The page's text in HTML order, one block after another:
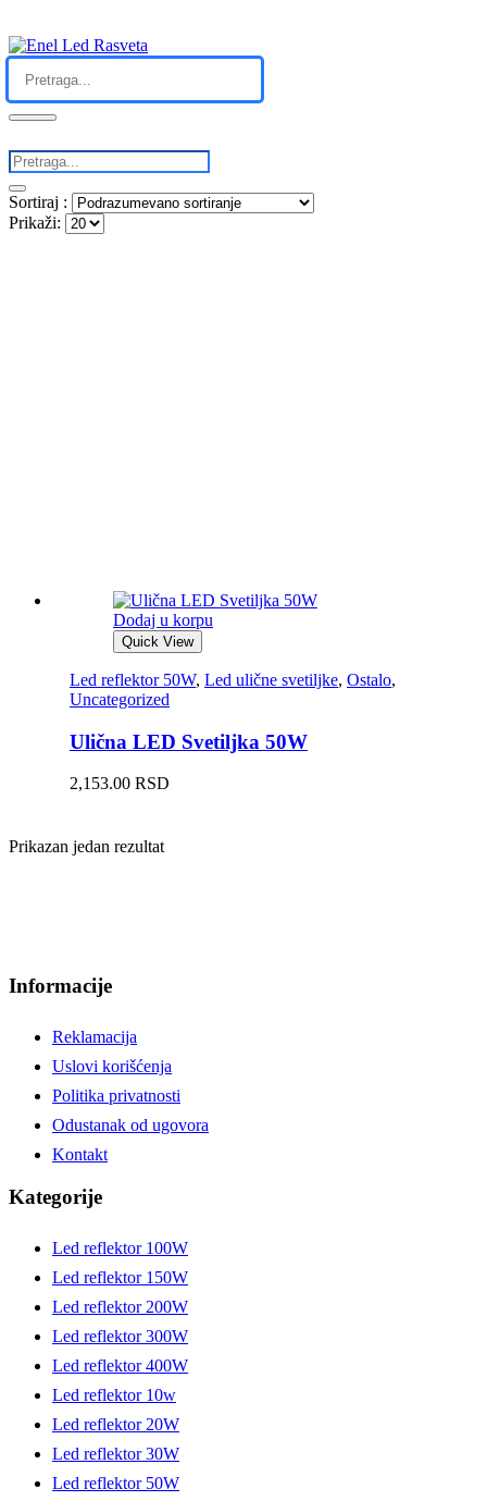
Sortiraj :
Prikaži:
Dodaj u korpu
Quick View
Led reflektor 50W, Led ulične svetiljke, Ostalo,
Uncategorized
Ulična LED Svetiljka 50W
2,153.00 RSD
Prikazan jedan rezultat
Informacije
Reklamacija
Uslovi korišćenja
Politika privatnosti
Odustanak od ugovora
Kontakt
Kategorije
Led reflektor 100W
Led reflektor 150W
Led reflektor 200W
Led reflektor 300W
Led reflektor 400W
Led reflektor 10w
Led reflektor 20W
Led reflektor 30W
Led reflektor 50W